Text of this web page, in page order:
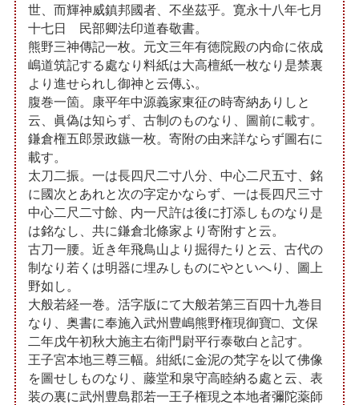
世、而輝神威鎮邦國者、不坐茲乎。寛永十八年七月
十七日 民部卿法印道春敬書。
熊野三神傳記一枚。元文三年有徳院殿の内命に依成
嶋道筑記する處なり料紙は大高檀紙一枚なり是禁裏
より進せられし御神と云傳ふ。
腹巻一箇。康平年中源義家東征の時寄納ありしと
云、眞偽は知らず、古制のものなり、圖前に載す。
鎌倉権五郎景政鏃一枚。寄附の由来詳ならず圖右に
載す。
太刀二振。一は長四尺二寸八分、中心二尺五寸、銘
に國次とあれと次の字定かならず、一は長四尺三寸
中心二尺二寸餘、内一尺許は後に打添しものなり是
は銘なし、共に鎌倉北條家より寄附すと云。
古刀一腰。近き年飛鳥山より掘得たりと云、古代の
制なり若くは明器に埋みしものにやといへり、圖上
野如し。
大般若経一巻。活字版にて大般若第三百四十九巻目
なり、奥書に奉施入武州豊嶋熊野権現御寶□、文保
二年戊午初秋大施主右衛門尉平行泰敬白と記す。
王子宮本地三尊三幅。紺紙に金泥の梵字を以て佛像
を圖せしものなり、藤堂和泉守高睦納る處と云、表
装の裏に武州豊島郡若一王子権現之本地者彌陀薬師